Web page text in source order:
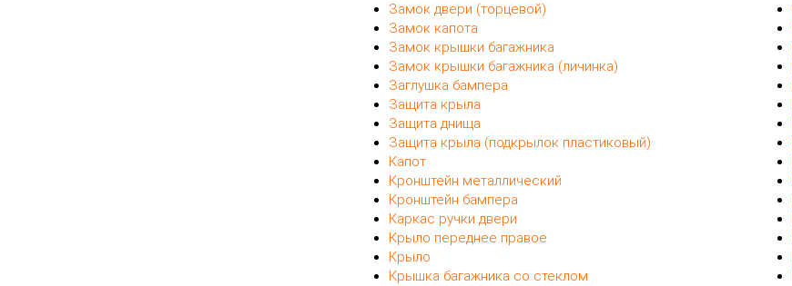
Замок двери (торцевой)
Замок капота
Замок крышки багажника
Замок крышки багажника (личинка)
Заглушка бампера
Защита крыла
Защита днища
Защита крыла (подкрылок пластиковый)
Капот
Кронштейн металлический
Кронштейн бампера
Каркас ручки двери
Крыло переднее правое
Крыло
Крышка багажника со стеклом